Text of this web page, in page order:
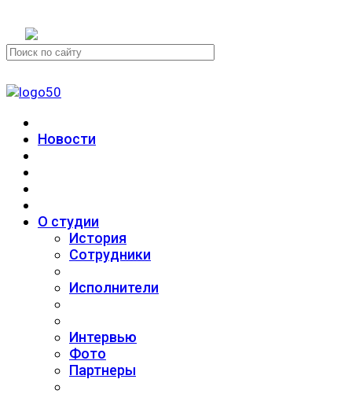
Новости
О студии
История
Сотрудники
Исполнители
Интервью
Фото
Партнеры